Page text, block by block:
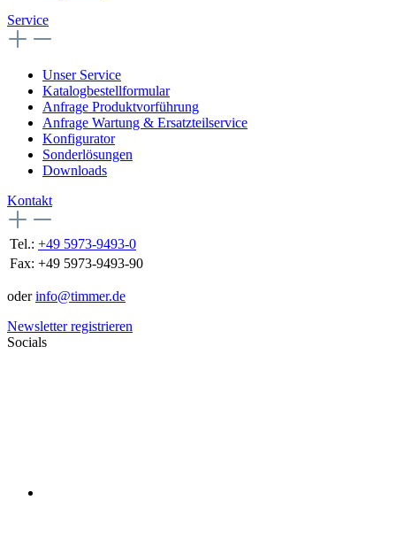
Service
Unser Service
Katalogbestellformular
Anfrage Produktvorführung
Anfrage Wartung & Ersatzteilservice
Konfigurator
Sonderlösungen
Downloads
Kontakt
Tel.: +49 5973-9493-0
Fax: +49 5973-9493-90
oderinfo@timmer.de
Newsletter registrieren
Socials